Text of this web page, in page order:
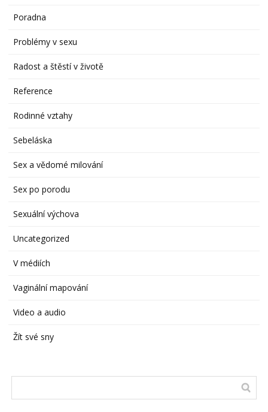
Poradna
Problémy v sexu
Radost a štěstí v životě
Reference
Rodinné vztahy
Sebeláska
Sex a vědomé milování
Sex po porodu
Sexuální výchova
Uncategorized
V médiích
Vaginální mapování
Video a audio
Žít své sny